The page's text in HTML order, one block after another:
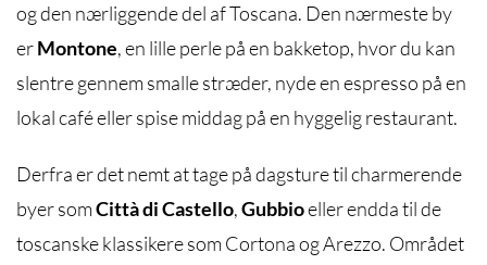
og den nærliggende del af Toscana. Den nærmeste by
erMontone, en lille perle på en bakketop, hvor du kan
slentre gennem smalle stræder, nyde en espresso på en
lokal café eller spise middag på en hyggelig restaurant.
Derfra er det nemt at tage på dagsture til charmerende
byer somCittà di Castello,Gubbioeller endda til de
toscanske klassikere som Cortona og Arezzo. Området